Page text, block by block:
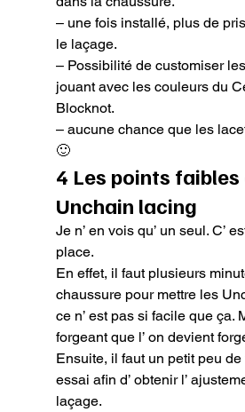
– une fois installé, plus de
le laçage.
– Possibilité de customiser
jouant avec les couleurs du
Blocknot.
– aucune chance que les
🙂
4 Les points faibles
Unchain lacing
Je n’ en vois qu’ un seul. C’
place.
En effet, il faut plusieurs
chaussure pour mettre les
ce n’ est pas si facile que ça.
forgeant que l’ on devient
Ensuite, il faut un petit peu de
essai afin d’ obtenir l’
laçage.